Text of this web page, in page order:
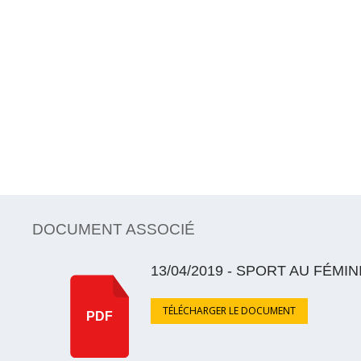
DOCUMENT ASSOCIÉ
PDF
13/04/2019 - SPORT AU
TÉLÉCHARGER LE DOCUMENT